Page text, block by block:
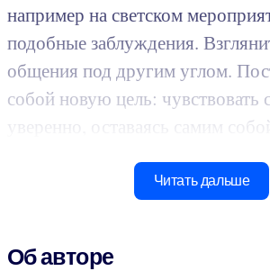
например на светском
подобные заблуждения.
общения под другим углом.
собой новую цель: чувствовать
уверенно, оставаясь самим
Читать дальше
Об авторе